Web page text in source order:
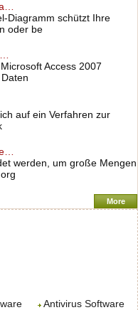
Diagramm schützt Ihre
oder be
Access 2007
auf ein Verfahren zur
werden, um große Mengen
More
Antivirus Software